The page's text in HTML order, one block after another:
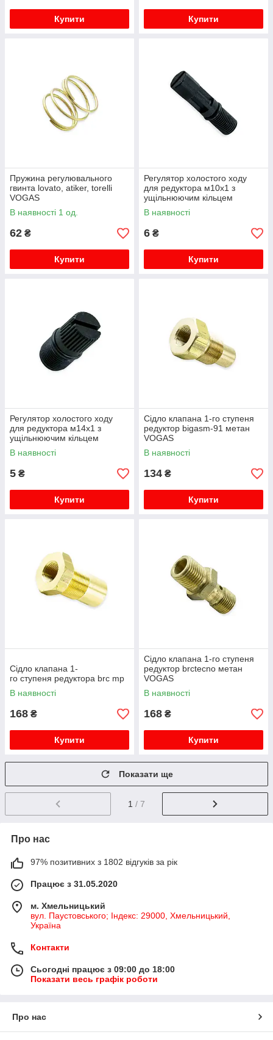
Купити Купити
Пружина регулювального
гвинта lovato, atiker, torelli
VOGAS
В наявності 1 од.
62 ₴
Купити
Регулятор холостого ходу
для редуктора м10х1 з
ущільнюючим кільцем
ATIKER
В наявності
6 ₴
Купити
Регулятор холостого ходу
для редуктора м14х1 з
ущільнюючим кільцем
ATIKER
В наявності
5 ₴
Купити
Сідло клапана 1-го ступеня
редуктор bigasm-91 метан
VOGAS
В наявності
134 ₴
Купити
Сідло клапана 1-
го ступеня редуктора brc mp
В наявності
168 ₴
Купити
Сідло клапана 1-го ступеня
редуктор brctecno метан
VOGAS
В наявності
168 ₴
Купити
Показати ще
1 / 7
Про нас
97% позитивних з 1802 відгуків за рік
Працює з 31.05.2020
м. Хмельницький
вул. Паустовського; Індекс: 29000, Хмельницький,
Україна
Контакти
Сьогодні працює з 09:00 до 18:00
Показати весь графік роботи
Про нас